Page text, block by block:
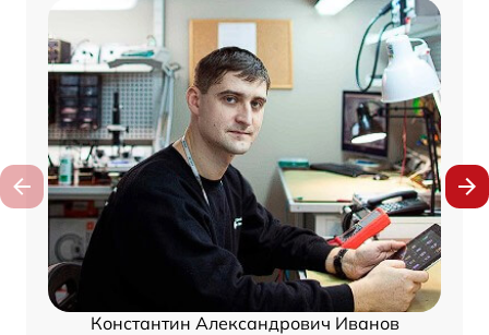
Константин Александрович Иванов